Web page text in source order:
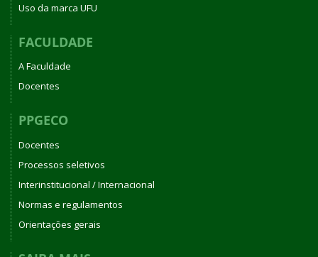
Uso da marca UFU
FACULDADE
A Faculdade
Docentes
PPGECO
Docentes
Processos seletivos
Interinstitucional / Internacional
Normas e regulamentos
Orientações gerais